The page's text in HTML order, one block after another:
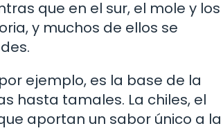
que en el sur, el mole y los
y muchos de ellos se
ejemplo, es la base de la
hasta tamales. La chiles, el
aportan un sabor único a la